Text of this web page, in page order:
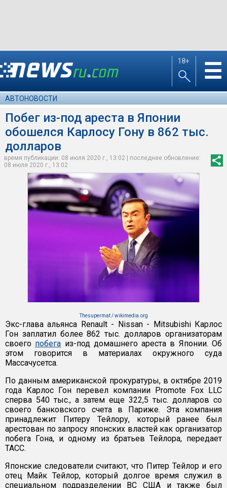
18+ ☰
АВТОНОВОСТИ
Побег из-под ареста в Японии
обошелся Карлосу Гону в 862 тыс.
долларов
время публикации: 08 июля 2020 г., 13:02 | последнее обновление:
08 июля 2020 г., 13:02
Thesupermat / wikimedia.org
Экс-глава альянса Renault - Nissan - Mitsubishi Карлос
Гон заплатил более 862 тыс. долларов организаторам
своего побега из-под домашнего ареста в Японии. Об
этом говорится в материалах окружного суда
Массачусетса.
По данным американской прокуратуры, в октябре 2019
года Карлос Гон перевел компании Promote Fox LLC
сперва 540 тыс., а затем еще 322,5 тыс. долларов со
своего банковского счета в Париже. Эта компания
принадлежит Питеру Тейлору, который ранее был
арестован по запросу японских властей как организатор
побега Гона, и одному из братьев Тейлора, передает
ТАСС.
Японские следователи считают, что Питер Тейлор и его
отец Майк Тейлор, который долгое время служил в
специальном подразделении ВС США и также был